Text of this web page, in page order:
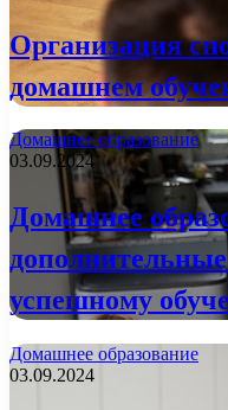
Организация
домашнем
Домашнее образование
03.09.2024
Домашнее
успешному
Домашнее образование
03.09.2024